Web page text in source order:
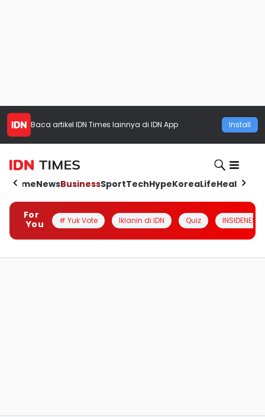
Baca artikel IDN Times lainnya di IDN App Install
HomeNewsBusinessSportTechHypeKoreaLifeHealth
For
You
# Yuk Vote Iklanin di IDN Quiz INSIDENESIA